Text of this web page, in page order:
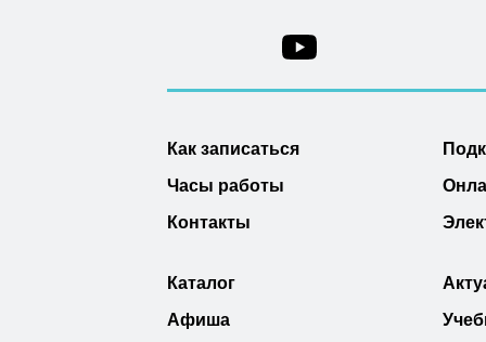
Как записаться
Часы работы
Контакты
Каталог
Афиша